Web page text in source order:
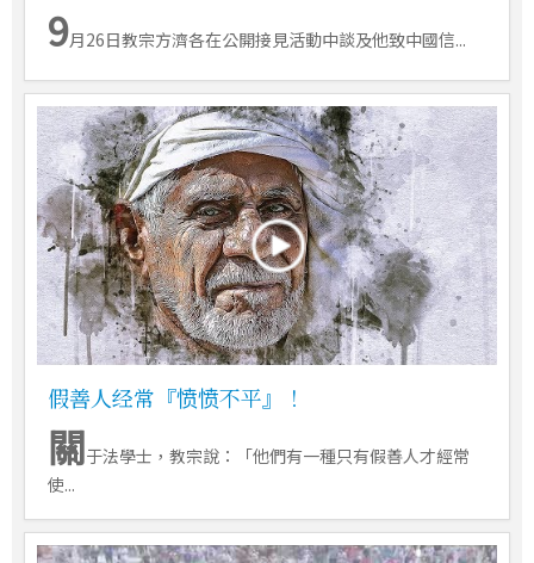
9月26日教宗方濟各在公開接見活動中談及他致中國信...
假善人经常『愤愤不平』！
關于法學士，教宗說：「他們有一種只有假善人才經常
使...